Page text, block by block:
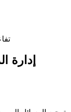
إدارة